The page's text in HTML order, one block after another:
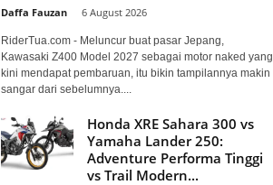
Daffa Fauzan 6 August 2026
RiderTua.com - Meluncur buat pasar Jepang,
Kawasaki Z400 Model 2027 sebagai motor naked yang
kini mendapat pembaruan, itu bikin tampilannya makin
sangar dari sebelumnya....
Honda XRE Sahara 300 vs
Yamaha Lander 250:
Adventure Performa Tinggi
vs Trail Modern...